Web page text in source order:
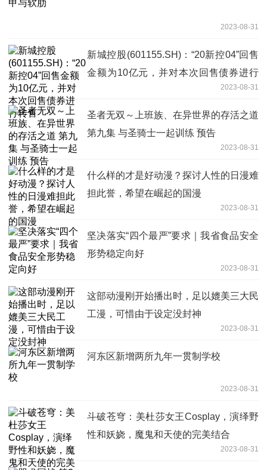
2023-08-31
新城控股(601155.SH)：“20新控04”回售
金额为10亿元，并对本次回售债券进行
2023-08-31
圣者无双～上班族、在异世界的存活之道
第九集 与圣骑士一起训练 预告
2023-08-31
什么样的才是好动漫？探讨人性的日漫难
担此誉，希望在崛起的国漫
2023-08-31
坚决落实“四个最严”要求｜我省食品安全
形势稳定向好
2023-08-31
这部动漫刚开始播出时，足以媲美三大民
工漫，可惜由于设定没封神
2023-08-31
河东区新增两所九年一贯制学校
2023-08-31
斗破苍穹：美杜莎女王Cosplay，演绎野
性和妖娆，魔鬼和天使的完美结合
2023-08-31